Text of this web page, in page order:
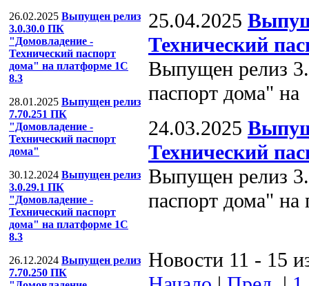
26.02.2025 Выпущен релиз
3.0.30.0 ПК
"Домовладение -
Технический паспорт
дома" на платформе 1С
8.3
28.01.2025 Выпущен релиз
7.70.251 ПК
"Домовладение -
Технический паспорт
дома"
30.12.2024 Выпущен релиз
3.0.29.1 ПК
"Домовладение -
Технический паспорт
дома" на платформе 1С
8.3
26.12.2024 Выпущен релиз
7.70.250 ПК
25.04.2025
Технический
Выпущен релиз
паспорт дома"
24.03.2025
Технический
Выпущен релиз
паспорт дома"
Новости 11 - 15